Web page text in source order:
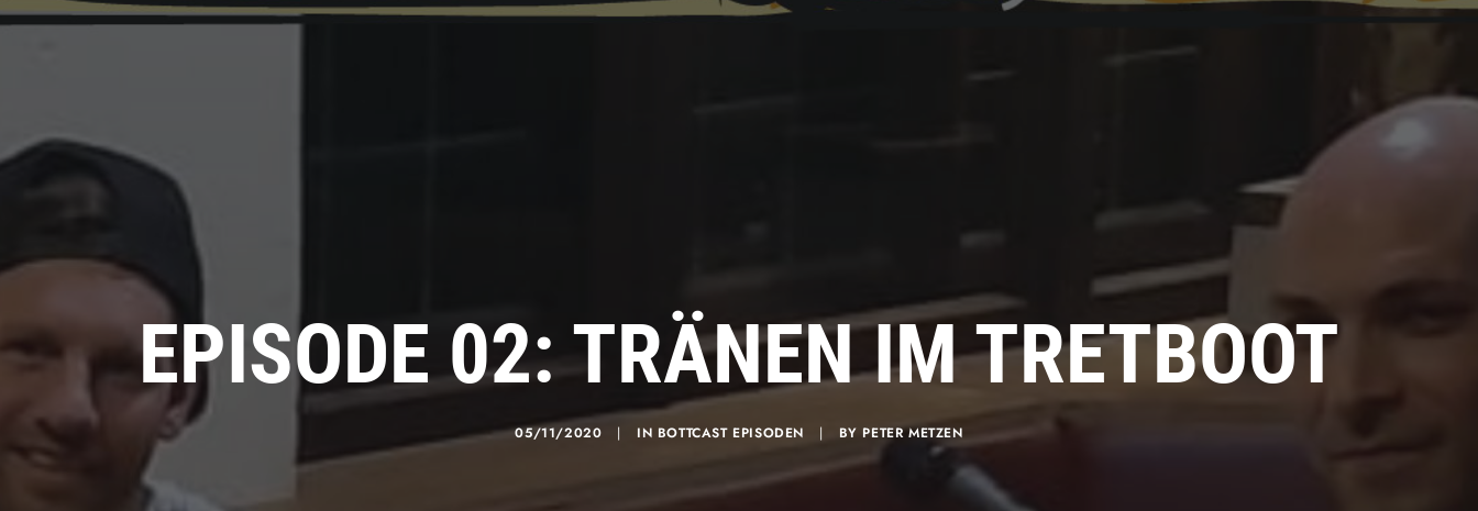
EPISODE 02: TRÄNEN IM TRETBOOT
05/11/2020 | IN BOTTCAST EPISODEN | BYPETER METZEN